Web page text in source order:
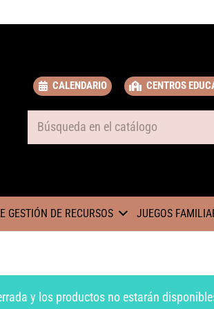
CALENDARIO CENTROS
GESTIÓN DE RECURSOS JUEGOS
y los productos no estarán